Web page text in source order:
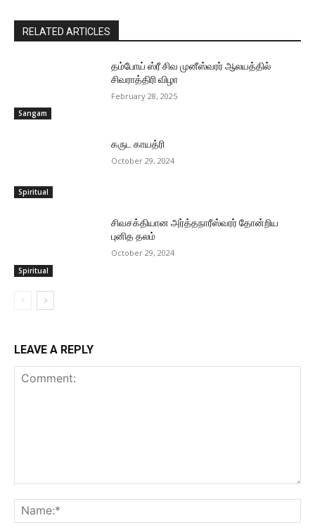
RELATED ARTICLES
Sangam
தம்போய் ஸ்ரீ சிவ முனீஸ்வரர் ஆலயத்தில்
சிவராத்திரி விழா
February 28, 2025
Spiritual
கருட காயத்ரி
October 29, 2024
Spiritual
சிவசக்தியான அர்த்தநாரீஸ்வரர் தோன்றிய
புனித தலம்
October 29, 2024
LEAVE A REPLY